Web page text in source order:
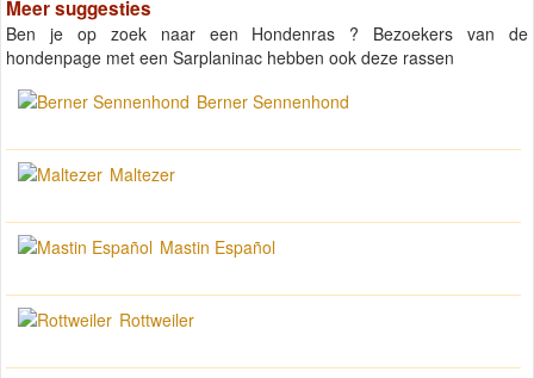
Meer suggesties
Ben je op zoek naar een Hondenras ? Bezoekers van de
hondenpage met een Sarplaninac hebben ook deze rassen
Berner Sennenhond
Maltezer
Mastin Español
Rottweiler